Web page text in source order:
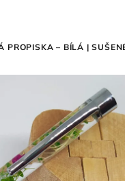
PROPISKA – BÍLÁ |